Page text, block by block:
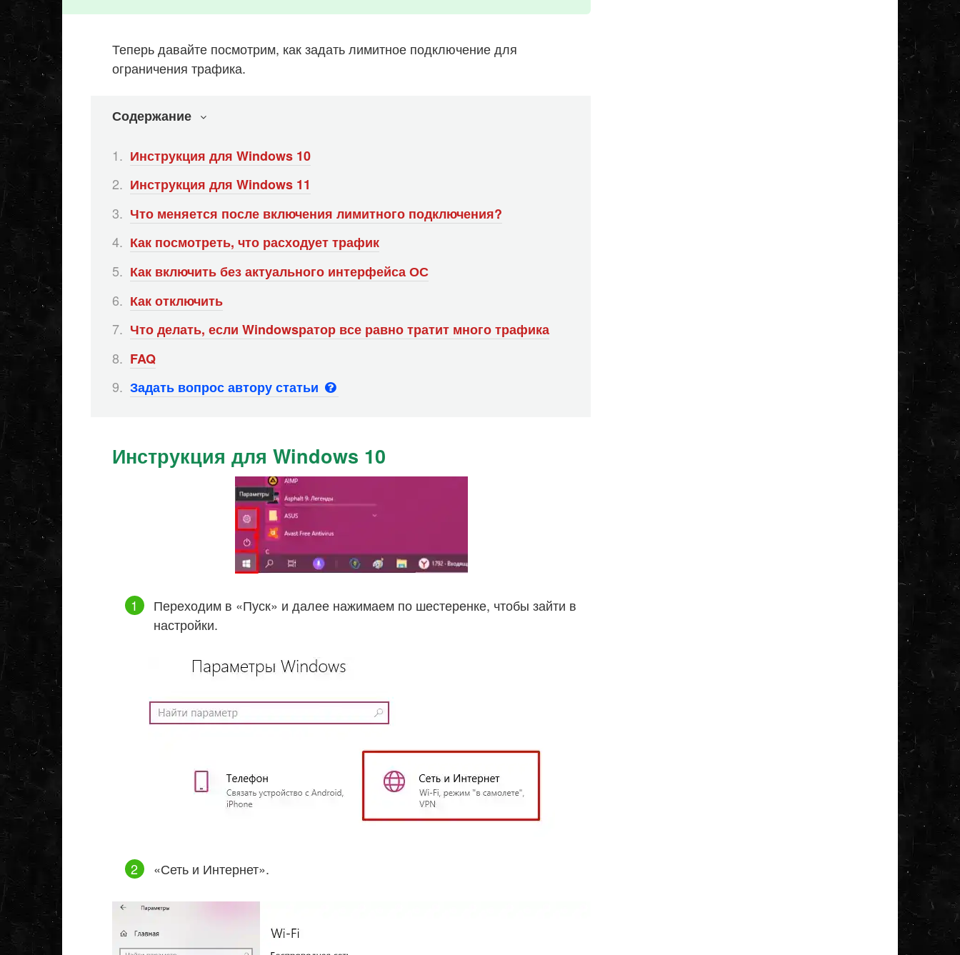
Теперь давайте посмотрим, как задать лимитное подключение для
ограничения трафика.
Содержание
Инструкция для Windows 10
Инструкция для Windows 11
Что меняется после включения лимитного подключения?
Как посмотреть, что расходует трафик
Как включить без актуального интерфейса ОС
Как отключить
Что делать, если Windowsратор все равно тратит много трафика
FAQ
Задать вопрос автору статьи
Инструкция для Windows 10
Переходим в «Пуск» и далее нажимаем по шестеренке, чтобы зайти в
настройки.
«Сеть и Интернет».